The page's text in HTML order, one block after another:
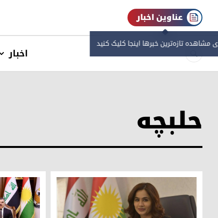
عناوین اخبار
مشاهده‌ تازه‌ترین خبرها اینجا کلیک کنید
اخبار
حلبچه